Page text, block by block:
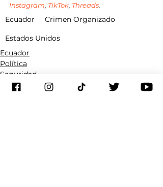
Instagram, TikTok, Threads.
Ecuador Crimen Organizado
Estados Unidos
Ecuador
Política
Seguridad